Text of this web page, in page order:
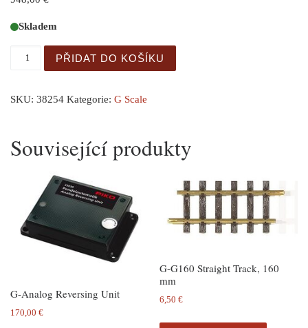
Skladem
GER: G-US Dampflok PRR 2-6-0 Satteltank R/C + Sound
PŘIDAT DO KOŠÍKU
SKU: 38254 Kategorie: G Scale
Související produkty
G-Analog Reversing Unit
170,00 €
G-G160 Straight Track, 160
mm
6,50€